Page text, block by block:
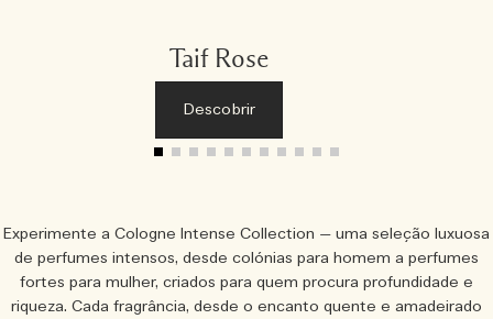
Taif Rose
Descobrir
Experimente a Cologne Intense Collection — uma seleção luxuosa
de perfumes intensos, desde colónias para homem a perfumes
fortes para mulher, criados para quem procura profundidade e
riqueza. Cada fragrância, desde o encanto quente e amadeirado